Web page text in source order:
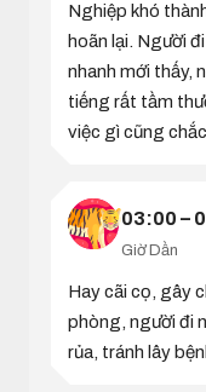
Nghiệp khó
hoãn lại. Người
nhanh mới thấy,
tiếng rất tầm
việc gì cũng chắc
03:00 –
Giờ Dần
Hay cãi cọ, gây
phòng, người đi
rủa, tránh lây